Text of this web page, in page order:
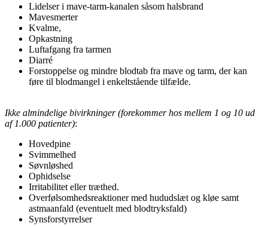
Lidelser i mave-tarm-kanalen såsom halsbrand
Mavesmerter
Kvalme,
Opkastning
Luftafgang fra tarmen
Diarré
Forstoppelse og mindre blodtab fra mave og tarm, der kan
føre til blodmangel i enkeltstående tilfælde.
Ikke almindelige bivirkninger (forekommer hos mellem 1 og 10 ud
af 1.000 patienter):
Hovedpine
Svimmelhed
Søvnløshed
Ophidselse
Irritabilitet eller træthed.
Overfølsomhedsreaktioner med hududslæt og kløe samt
astmaanfald (eventuelt med blodtryksfald)
Synsforstyrrelser